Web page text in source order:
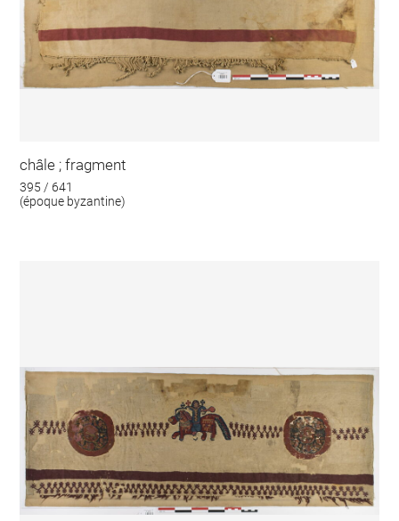
châle ; fragment
395 / 641
(époque byzantine)